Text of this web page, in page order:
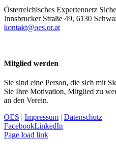
Österreichisches Expertennetz
Innsbrucker Straße 49, 6130
kontakt@oes.or.at
Mitglied werden
Sie sind eine Person, die sich mit
Sie Ihre Motivation, Mitglied zu
an den Verein.
OES | Impressum | Datenschutz
FacebookLinkedIn
Page load link